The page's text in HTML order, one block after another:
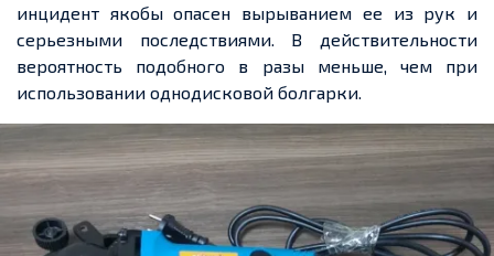
инцидент якобы опасен вырыванием ее из рук и
серьезными последствиями. В действительности
вероятность подобного в разы меньше, чем при
использовании однодисковой болгарки.